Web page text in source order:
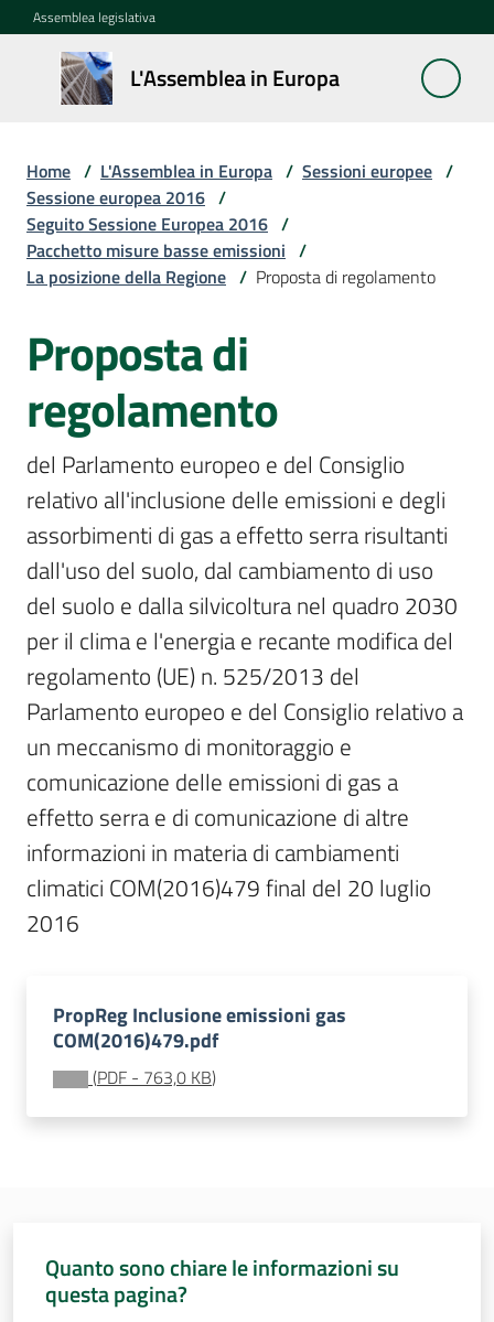
Vai al contenuto
Vai alla navigazione
Vai al footer
Assemblea legislativa
L'Assemblea in Europa
L'Assemblea
in Europa
Cos'è
la
Sessione
europea
La
Rete
regionale
Le
Sessioni
europee
Menu selezionato
Notizie
Assemblea
legislativa
Assemblea
Attività
Argomenti
Per i cittadini
Home / L'Assemblea in Europa / Sessioni europee /
Sessione europea 2016 /
Seguito Sessione Europea 2016 /
Pacchetto misure basse emissioni /
La posizione della Regione / Proposta di regolamento
Proposta di
regolamento
del Parlamento europeo e del Consiglio
relativo all'inclusione delle emissioni e degli
assorbimenti di gas a effetto serra risultanti
dall'uso del suolo, dal cambiamento di uso
del suolo e dalla silvicoltura nel quadro 2030
per il clima e l'energia e recante modifica del
regolamento (UE) n. 525/2013 del
Parlamento europeo e del Consiglio relativo a
un meccanismo di monitoraggio e
comunicazione delle emissioni di gas a
effetto serra e di comunicazione di altre
informazioni in materia di cambiamenti
climatici COM(2016)479 final del 20 luglio
2016
PropReg Inclusione emissioni gas
COM(2016)479.pdf
(PDF - 763,0 KB)
Quanto sono chiare le informazioni su
questa pagina?